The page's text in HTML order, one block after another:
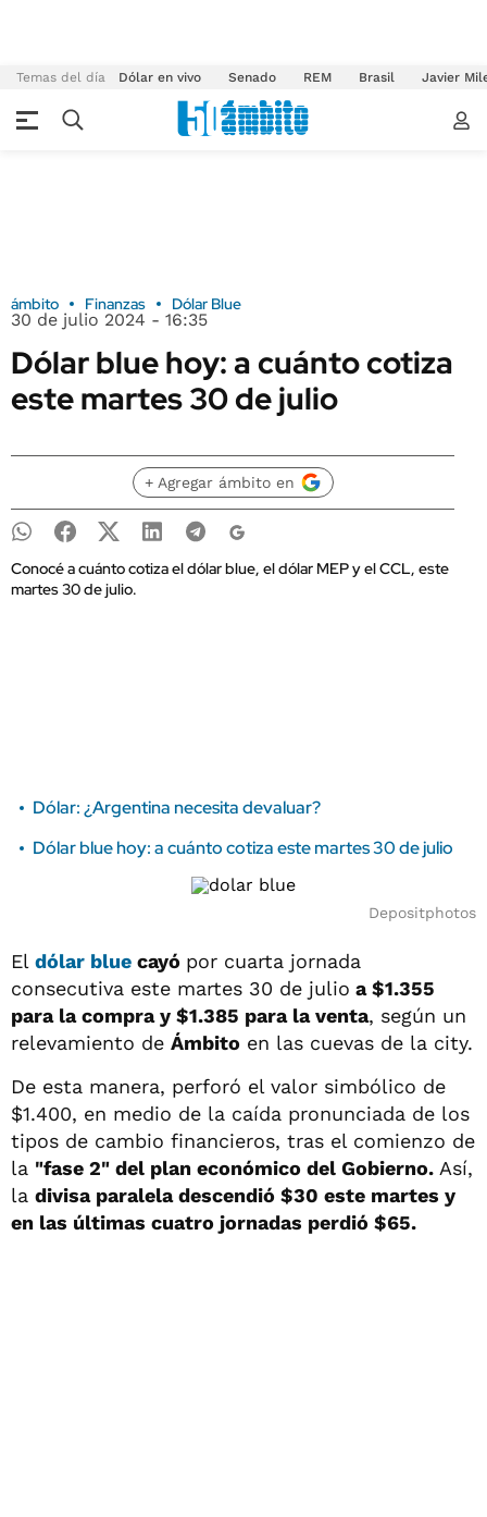
Temas del día Dólar en vivo Senado REM Brasil Javier
ámbito Finanzas Dólar Blue
30 de julio 2024 - 16:35
Dólar blue hoy: a cuánto cotiza
este martes 30 de julio
+ Agregar ámbito en
Conocé a cuánto cotiza el dólar blue, el dólar MEP y el CCL, este
martes 30 de julio.
Dólar: ¿Argentina necesita devaluar?
Dólar blue hoy: a cuánto cotiza este martes 30 de julio
Depositphotos
El dólar blue cayó por cuarta jornada
consecutiva este martes 30 de julio a $1.355
para la compra y $1.385 para la venta, según un
relevamiento de Ámbito en las cuevas de la city.
De esta manera, perforó el valor simbólico de
$1.400, en medio de la caída pronunciada de los
tipos de cambio financieros, tras el comienzo de
la "fase 2" del plan económico del Gobierno. Así,
la divisa paralela descendió $30 este martes y
en las últimas cuatro jornadas perdió $65.